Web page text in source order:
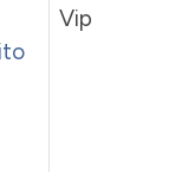
Vip